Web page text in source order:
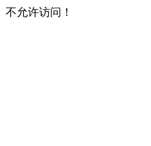
不允许访问！